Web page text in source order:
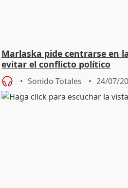
Marlaska pide centrarse en
evitar el conflicto político
Sonido Totales 24/07/